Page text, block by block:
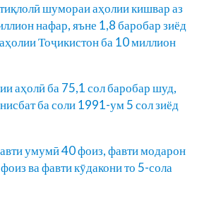
шумораи аҳолии кишвар аз
нафар, яъне 1,8 баробар зиёд
Тоҷикистон ба 10 миллион
аҳолӣ ба 75,1 сол баробар шуд,
ба соли 1991-ум 5 сол зиёд
умумӣ 40 фоиз, фавти модарон
ва фавти кӯдакони то 5-сола